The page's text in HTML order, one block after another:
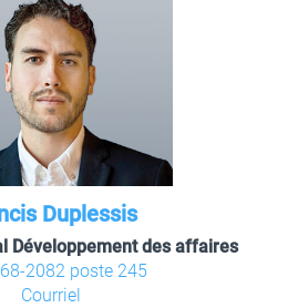
Duplessis
Développement des affaires
2082 poste 245
Courriel